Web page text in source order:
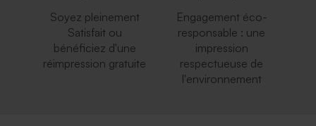
Soyez pleinement
Satisfait ou
bénéficiez d'une
réimpression gratuite
Engagement éco-
responsable : une
impression
respectueuse de
l'environnement